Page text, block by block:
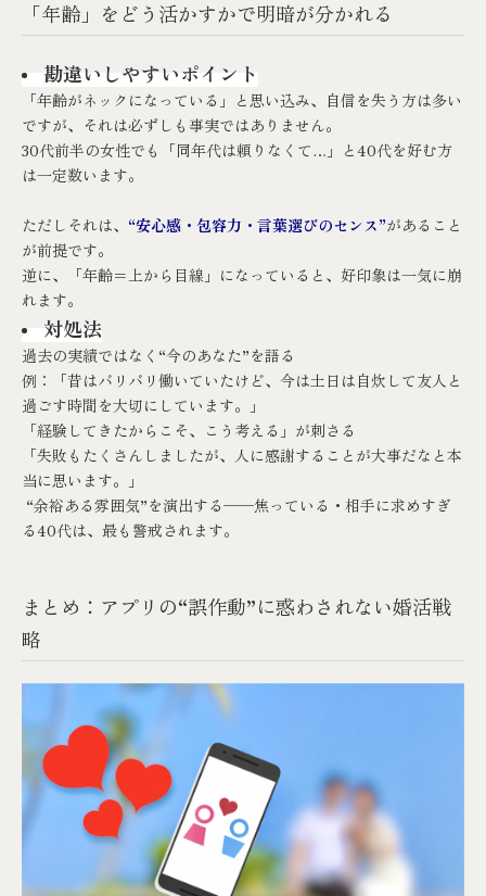
「年齢」をどう活かすかで明暗が分かれる
勘違いしやすいポイント
「年齢がネックになっている」と思い込み、自信を失う方は多い
ですが、それは必ずしも事実ではありません。
30代前半の女性でも「同年代は頼りなくて…」と40代を好む方
は一定数います。
ただしそれは、 “安心感・包容力・言葉選びのセンス”があること
が前提です。
逆に、「年齢＝上から目線」になっていると、好印象は一気に崩
れます。
対処法
過去の実績ではなく“今のあなた”を語る
例：「昔はバリバリ働いていたけど、今は土日は自炊して友人と
過ごす時間を大切にしています。」
「経験してきたからこそ、こう考える」が刺さる
「失敗もたくさんしましたが、人に感謝することが大事だなと本
当に思います。」
“余裕ある雰囲気”を演出する──焦っている・相手に求めすぎ
る40代は、最も警戒されます。
まとめ：アプリの“誤作動”に惑わされない婚活戦
略